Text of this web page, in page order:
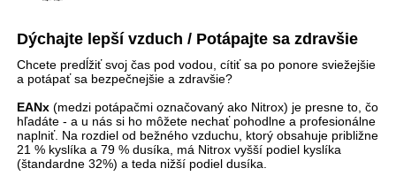
Dýchajte lepší vzduch / Potápajte sa zdravšie
Chcete predĺžiť svoj čas pod vodou, cítiť sa po ponore sviežejšie
a potápať sa bezpečnejšie a zdravšie?
EANx (medzi potápačmi označovaný ako Nitrox) je presne to, čo
hľadáte - a u nás si ho môžete nechať pohodlne a profesionálne
naplniť. Na rozdiel od bežného vzduchu, ktorý obsahuje približne
21 % kyslíka a 79 % dusíka, má Nitrox vyšší podiel kyslíka
(štandardne 32%) a teda nižší podiel dusíka.